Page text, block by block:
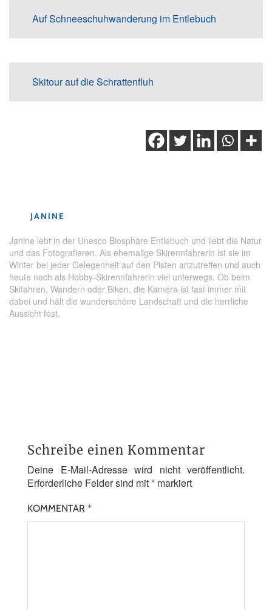
Auf Schneeschuhwanderung im Entlebuch
Skitour auf die Schrattenfluh
JANINE
Janine lebt in der Unesco Biosphäre Entlebuch und liebt die Natur
und das Fotografieren. Als ehemalige Skirennfahrerin ist sie im
Winter bei jeder Gelegenheit auf den Pisten anzutreffen und auch
heute noch als Hobby-Skirennfahrerin viel unterwegs. Ob beim
Skifahren, Wandern oder Biken, die Kamera ist fast immer mit
dabei und hält die wunderschöne Landschaft und die herrliche
Aussicht fest.
Schreibe einen Kommentar
Deine E-Mail-Adresse wird nicht veröffentlicht.
Erforderliche Felder sind mit* markiert
KOMMENTAR *